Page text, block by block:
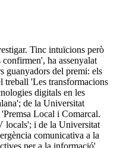
Tinc intuïcions però
ha assenyalat
guanyadors del premi: els
treball 'Les transformacions
digitals en les
de la Universitat
Local i Comarcal.
locals'; i de la Universitat
comunicativa a la
per a la informació'.